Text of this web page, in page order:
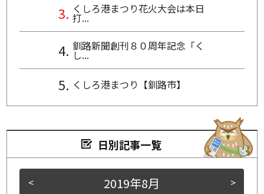
くしろ港まつり花火大会は本日
打...
釧路新聞創刊８０周年記念「く
し...
くしろ港まつり【釧路市】
日別記事一覧
< >
2019年8月